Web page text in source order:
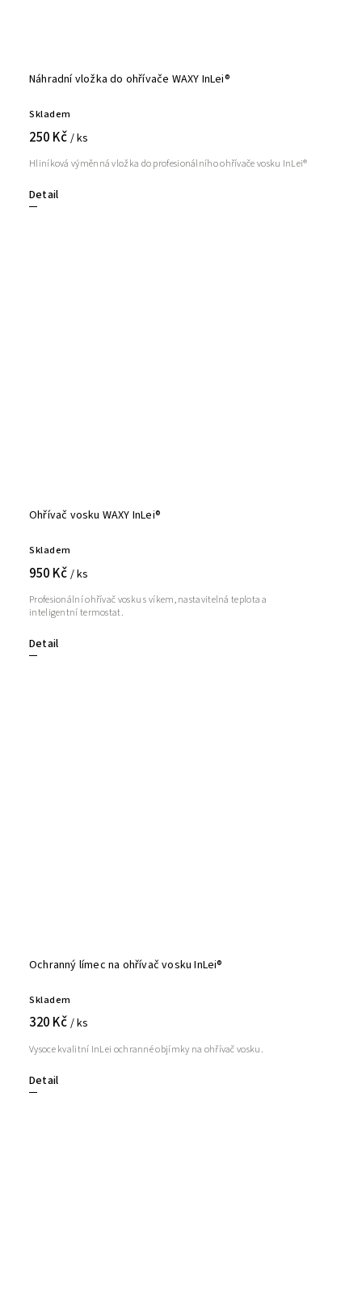
Náhradní vložka do ohřívače WAXY InLei®
Skladem
250 Kč / ks
Detail
Hliníková výměnná vložka do profesionálního ohřívače vosku InLei®
Ohřívač vosku WAXY InLei®
Skladem
950 Kč / ks
Detail
Profesionální ohřívač vosku s víkem, nastavitelná teplota a
inteligentní termostat.
Ochranný límec na ohřívač vosku InLei®
Skladem
320 Kč / ks
Detail
Vysoce kvalitní InLei ochranné objímky na ohřívač vosku.